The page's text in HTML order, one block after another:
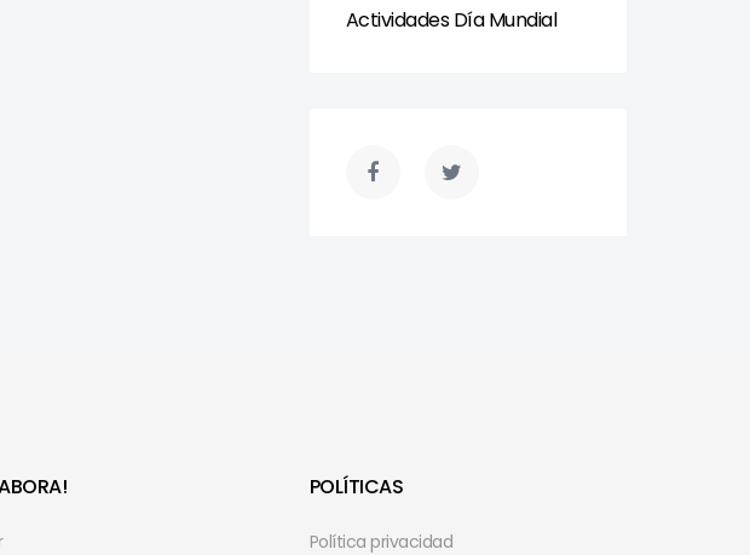
Actividades Día Mundial
POLÍTICAS
Política privacidad